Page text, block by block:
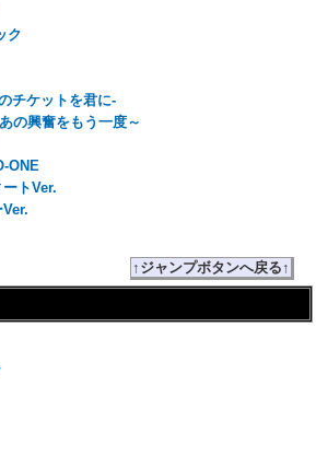
ク
チケットを君に-
の興奮をもう一度～
ONE
トVer.
↑ジャンプボタンへ戻る↑